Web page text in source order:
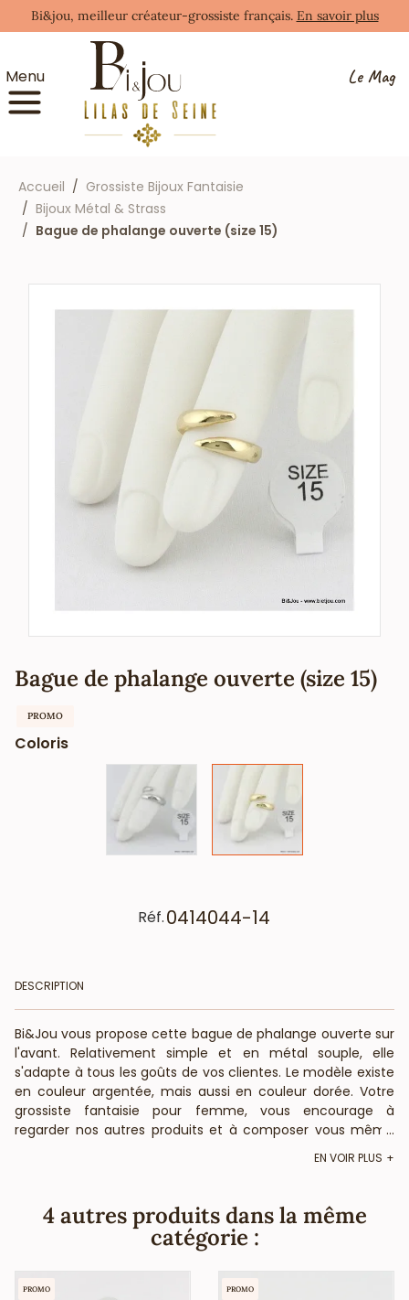
Bi&jou, meilleur créateur-grossiste français. En savoir plus
Menu Le Mag
Accueil
Grossiste Bijoux Fantaisie
Bijoux Métal & Strass
Bague de phalange ouverte (size 15)
Bague de phalange ouverte (size 15)
PROMO
Coloris
Réf.0414044-14
DESCRIPTION
Bi&Jou vous propose cette bague de phalange ouverte sur
l'avant. Relativement simple et en métal souple, elle
s'adapte à tous les goûts de vos clientes. Le modèle existe
en couleur argentée, mais aussi en couleur dorée. Votre
grossiste fantaisie pour femme, vous encourage à
regarder nos autres produits et à composer vous même
...
EN VOIR PLUS
4 autres produits dans la même
catégorie :
PROMO PROMO